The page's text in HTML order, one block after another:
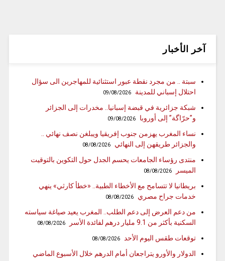
آخر الأخبار
سبتة .. من مجرد نقطة عبور استثنائية للمهاجرين الى سؤال
احتلال إسباني للمدينة
09/08/2026
شبكة جزائرية في قبضة إسبانيا.. مخدرات إلى الجزائر
و”حرّاگة” إلى أوروبا
09/08/2026
نساء المغرب يهزمن جنوب إفريقيا ويبلغن نصف نهائي ..
والجزائر طريقهن إلى النهائي
08/08/2026
منتدى رؤساء الجامعات يحسم الجدل حول التكوين بالتوقيت
الميسر
08/08/2026
بريطانيا لا تتسامح مع الأخطاء الطبية.. «خطأ كارثي» ينهي
خدمات جراح مصري
08/08/2026
من دعم العرض إلى دعم الطلب.. المغرب يعيد صياغة سياسته
السكنية بأكثر من 9.1 مليار درهم لفائدة الأسر
08/08/2026
توقعات طقس اليوم الأحد 08/08/2026
الدولار والأورو يتراجعان أمام الدرهم خلال الأسبوع الماضي